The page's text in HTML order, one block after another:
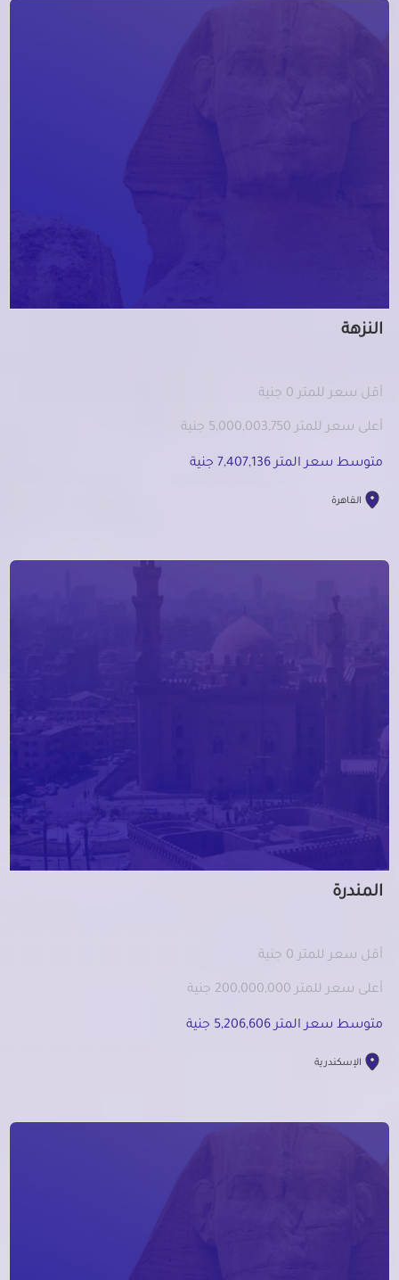
النزهة
أقل سعر للمتر 0 جنية
أعلى سعر للمتر 5,000,003,750 جنية
متوسط سعر المتر 7,407,136 جنية
القاهرة
المندرة
أقل سعر للمتر 0 جنية
أعلى سعر للمتر 200,000,000 جنية
متوسط سعر المتر 5,206,606 جنية
الإسكندرية